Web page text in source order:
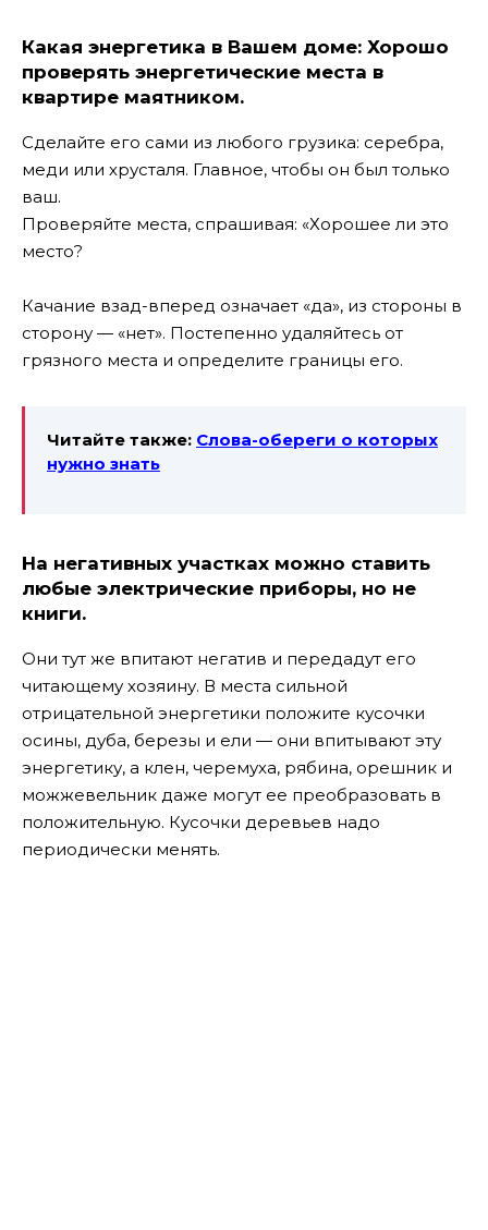
Какая энергетика в Вашем доме: Хорошо
проверять энергетические места в
квартире маятником.
Сделайте его сами из любого грузика: серебра,
меди или хрусталя. Главное, чтобы он был только
ваш.
Проверяйте места, спрашивая: «Хорошее ли это
место?
Качание взад-вперед означает «да», из стороны в
сторону — «нет». Постепенно удаляйтесь от
грязного места и определите границы его.
Читайте также: Слова-обереги о которых
нужно знать
На негативных участках можно ставить
любые электрические приборы, но не
книги.
Они тут же впитают негатив и передадут его
читающему хозяину. В места сильной
отрицательной энергетики положите кусочки
осины, дуба, березы и ели — они впитывают эту
энергетику, а клен, черемуха, рябина, орешник и
можжевельник даже могут ее преобразовать в
положительную. Кусочки деревьев надо
периодически менять.